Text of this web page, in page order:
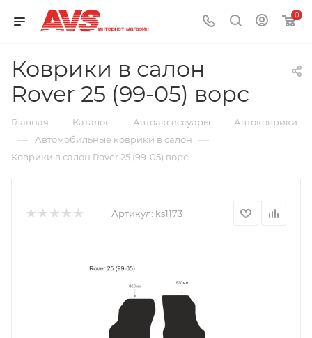
0
Коврики в салон
Rover 25 (99-05) ворс
Главная — Каталог — Автоаксессуары — Автоковрики
— Автомобильные коврики в салон —
Коврики в салон Rover 25 (99-05) ворс
Артикул: ks1173